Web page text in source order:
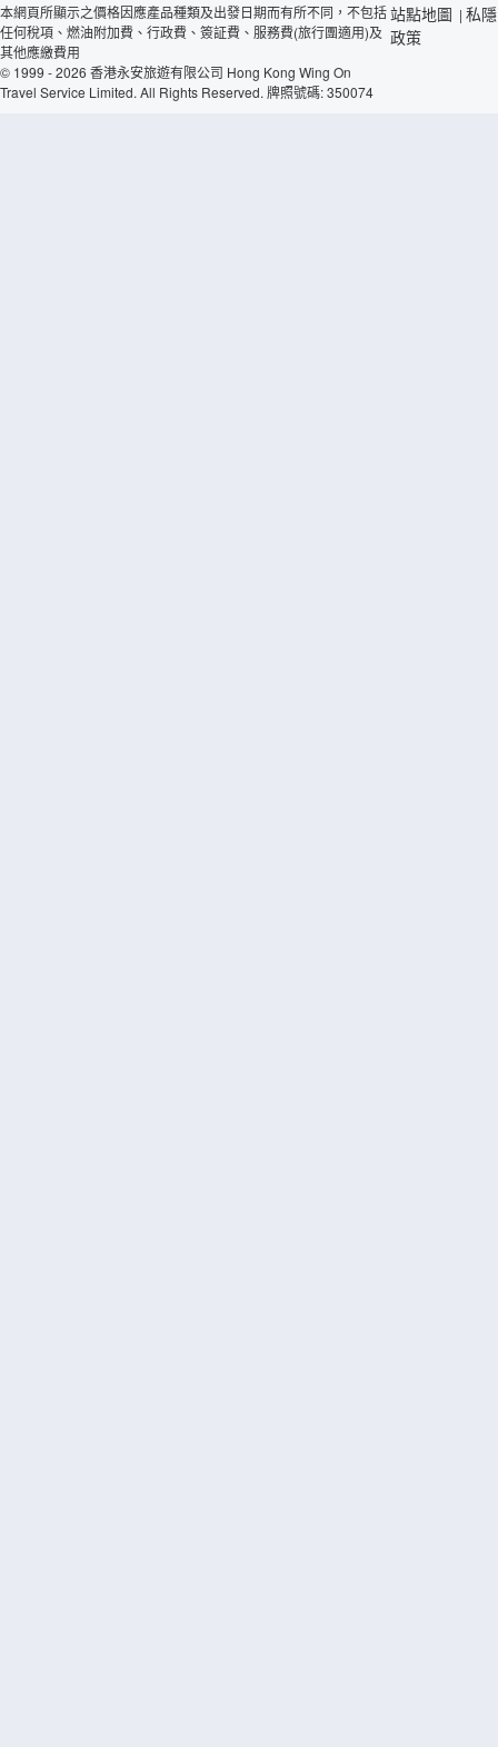
本網頁所顯示之價格因應產品種類及出發日期而有所不同，不包括
任何稅項、燃油附加費、行政費、簽証費、服務費(旅行團適用)及
其他應繳費用
© 1999 - 2026 香港永安旅遊有限公司 Hong Kong Wing On
Travel Service Limited. All Rights Reserved. 牌照號碼: 350074
站點地圖 | 私隱
政策